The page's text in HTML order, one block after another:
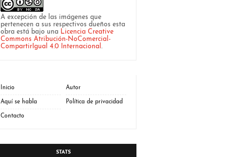
A excepción de las imágenes que
pertenecen a sus respectivos dueños esta
obra está bajo una Licencia Creative
Commons Atribución-NoComercial-
CompartirIgual 4.0 Internacional.
Inicio Autor
Aquí se habla Política de privacidad
Contacto
STATS